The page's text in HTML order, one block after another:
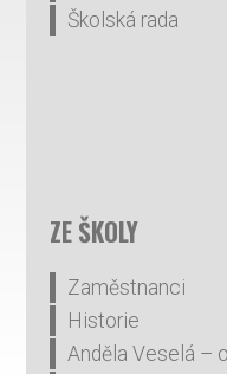
Školská rada
ZE ŠKOLY
Zaměstnanci
Historie
Anděla Veselá –